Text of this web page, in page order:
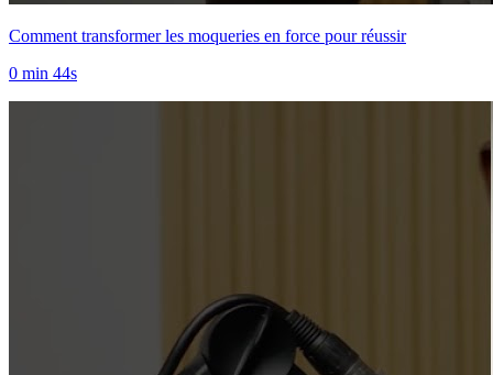
Comment transformer les moqueries en force pour réussir
0 min 44s